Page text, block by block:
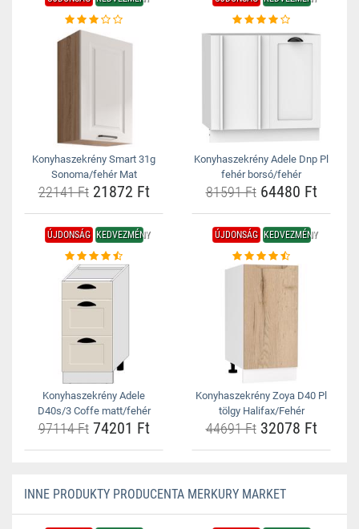
Konyhaszekrény Smart 31g
Sonoma/fehér Mat
22141 Ft21872 Ft
Konyhaszekrény Adele Dnp Pl
fehér borsó/fehér
81591 Ft64480 Ft
ÚJDONSÁG KEDVEZMÉNY
Konyhaszekrény Adele
D40s/3 Coffe matt/fehér
97114 Ft74201 Ft
ÚJDONSÁG KEDVEZMÉNY
Konyhaszekrény Zoya D40 Pl
tölgy Halifax/Fehér
44691 Ft32078 Ft
INNE PRODUKTY PRODUCENTA MERKURY MARKET